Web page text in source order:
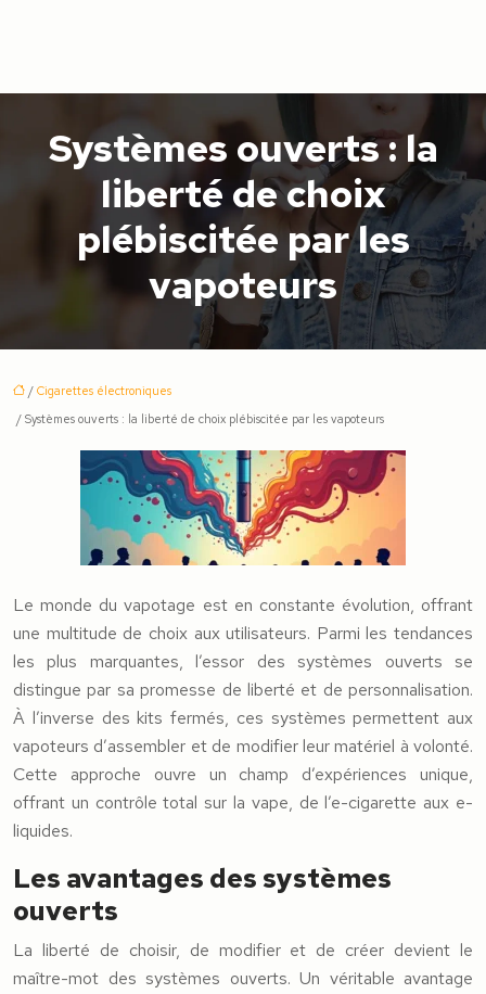
Systèmes ouverts : la
liberté de choix
plébiscitée par les
vapoteurs
/ Cigarettes électroniques
/ Systèmes ouverts : la liberté de choix plébiscitée par les vapoteurs
Le monde du vapotage est en constante évolution, offrant
une multitude de choix aux utilisateurs. Parmi les tendances
les plus marquantes, l’essor des systèmes ouverts se
distingue par sa promesse de liberté et de personnalisation.
À l’inverse des kits fermés, ces systèmes permettent aux
vapoteurs d’assembler et de modifier leur matériel à volonté.
Cette approche ouvre un champ d’expériences unique,
offrant un contrôle total sur la vape, de l’e-cigarette aux e-
liquides.
Les avantages des systèmes
ouverts
La liberté de choisir, de modifier et de créer devient le
maître-mot des systèmes ouverts. Un véritable avantage